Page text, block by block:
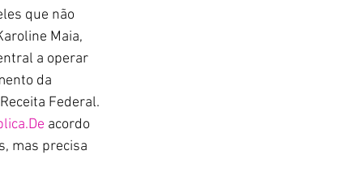
que não
Maia,
a operar
da
Federal.
acordo
mas precisa